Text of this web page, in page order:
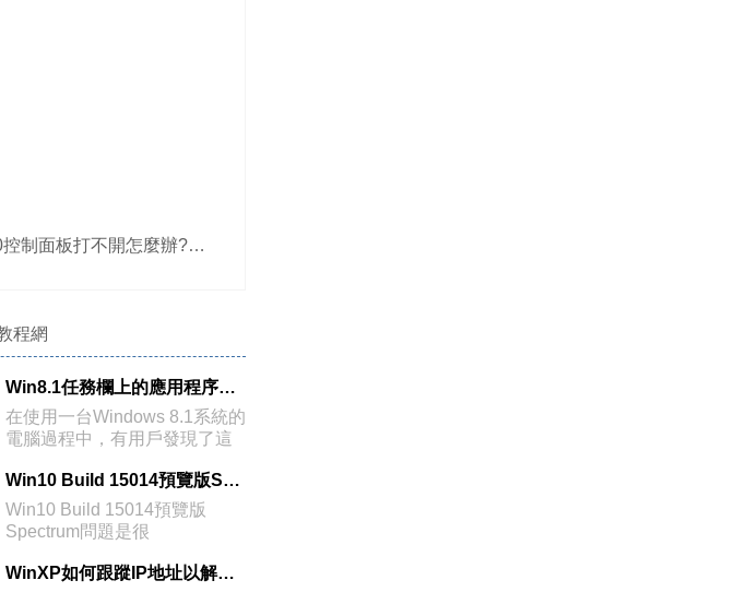
打不開怎麼辦?解決win10/win7/8控制面板打不開的方法
程網
Win8.1任務欄上的應用程序圖標中間出現空隙的解決方法
在使用一台Windows 8.1系統的
電腦過程中，有用戶發現了這
Win10 Build 15014預覽版Spectrum問題解決方法
Win10 Build 15014預覽版
Spectrum問題是很
WinXP如何跟蹤IP地址以解決網絡出現的問題